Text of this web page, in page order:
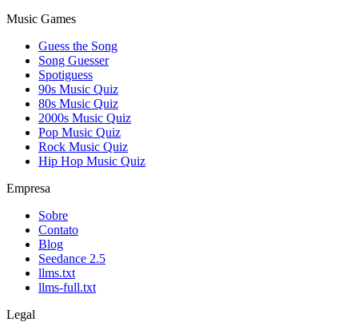
Music Games
Guess the Song
Song Guesser
Spotiguess
90s Music Quiz
80s Music Quiz
2000s Music Quiz
Pop Music Quiz
Rock Music Quiz
Hip Hop Music Quiz
Empresa
Sobre
Contato
Blog
Seedance 2.5
llms.txt
llms-full.txt
Legal